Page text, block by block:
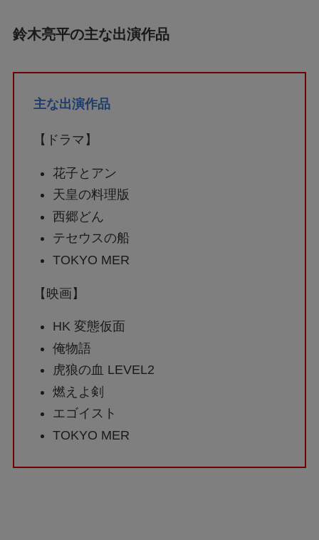
鈴木亮平の主な出演作品
主な出演作品
【ドラマ】
花子とアン
天皇の料理版
西郷どん
テセウスの船
TOKYO MER
【映画】
HK 変態仮面
俺物語
虎狼の血 LEVEL2
燃えよ剣
エゴイスト
TOKYO MER